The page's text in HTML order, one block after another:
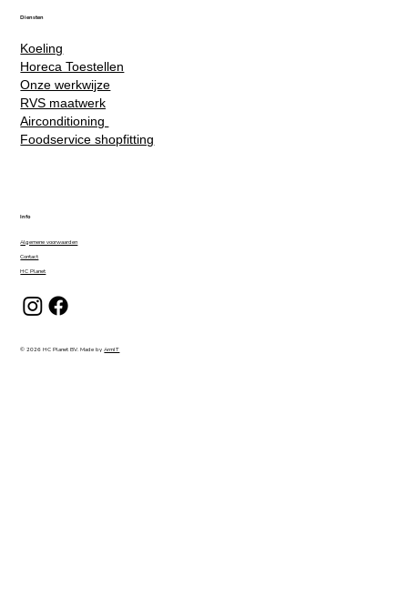
Diensten
Koeling
Horeca Toestellen
Onze werkwijze
RVS maatwerk
Airconditioning
Foodservice shopfitting
© 2026 HC Planet BV. Made byArmIT
Algemene voorwaarden
Contact
HC Planet
Info